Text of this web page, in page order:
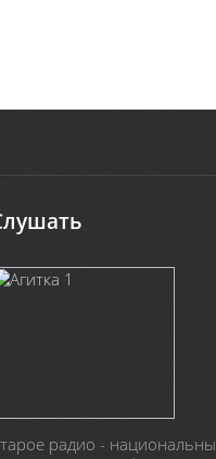
Слушать